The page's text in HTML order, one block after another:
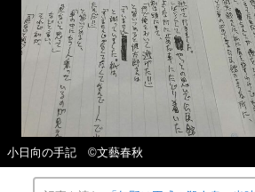
小日向の手記 ©️文藝春秋